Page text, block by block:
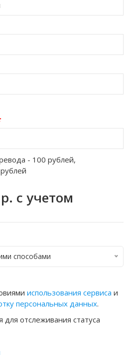
- 100 рублей,
рублей
р. с учетом
способами
использования сервиса и
персональных данных.
для отслеживания статуса